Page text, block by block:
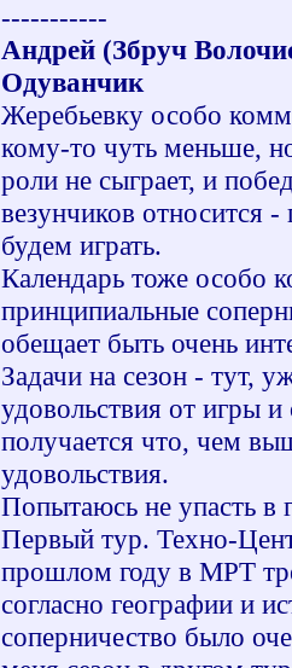
-----------
Андрей (Збруч
Одуванчик
Жеребьевку особо
кому-то чуть меньше,
роли не сыграет, и
везунчиков относится
будем играть.
Календарь тоже особо
принципиальные
обещает быть очень
Задачи на сезон - тут,
удовольствия от игры
получается что, чем
удовольствия.
Попытаюсь не упасть в
Первый тур. Техно-
прошлом году в МРТ
согласно географии и
соперничество было